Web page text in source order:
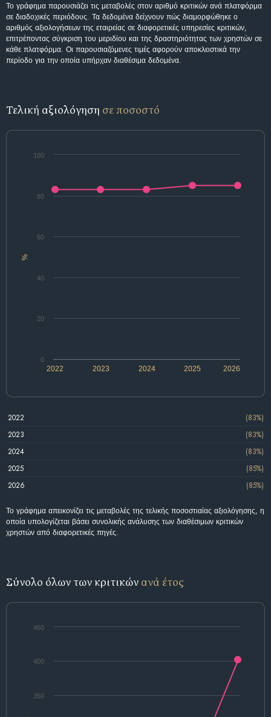
Το γράφημα παρουσιάζει τις μεταβολές στον αριθμό κριτικών ανά πλατφόρμα
σε διαδοχικές περιόδους. Τα δεδομένα δείχνουν πώς διαμορφώθηκε ο
αριθμός αξιολογήσεων της εταιρείας σε διαφορετικές υπηρεσίες κριτικών,
επιτρέποντας σύγκριση του μεριδίου και της δραστηριότητας των χρηστών σε
κάθε πλατφόρμα. Οι παρουσιαζόμενες τιμές αφορούν αποκλειστικά την
περίοδο για την οποία υπήρχαν διαθέσιμα δεδομένα.
Τελική αξιολόγηση σε ποσοστό
%
2022 2024 2026
2023 2025
0
20
40
60
80
100
2022
(83%)
2023
(83%)
2024
(83%)
2025
(85%)
2026
(85%)
Το γράφημα απεικονίζει τις μεταβολές της τελικής ποσοστιαίας αξιολόγησης, η
οποία υπολογίζεται βάσει συνολικής ανάλυσης των διαθέσιμων κριτικών
χρηστών από διαφορετικές πηγές.
Σύνολο όλων των κριτικών ανά έτος
350
400
450